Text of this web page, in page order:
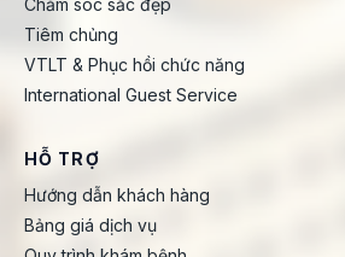
Chăm sóc sắc đẹp
Tiêm chủng
VTLT & Phục hồi chức năng
International Guest Service
HỖ TRỢ
Hướng dẫn khách hàng
Bảng giá dịch vụ